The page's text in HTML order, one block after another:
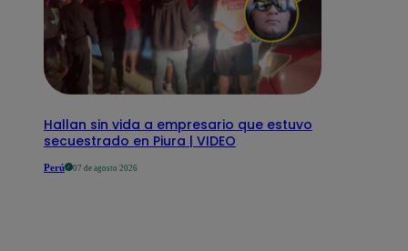
Hallan sin vida a empresario que estuvo
secuestrado en Piura | VIDEO
Perú 07 de agosto 2026